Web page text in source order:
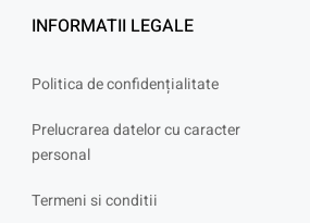
INFORMATII LEGALE
Politica de confidențialitate
Prelucrarea datelor cu caracter
personal
Termeni si conditii